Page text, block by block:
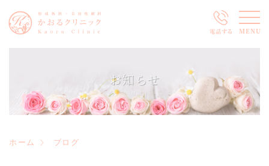
MENU
お知らせ
ホーム ブログ